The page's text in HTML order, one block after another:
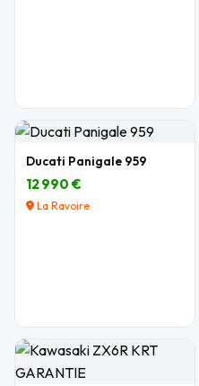
Ducati Panigale 959
12 990 €
La Ravoire